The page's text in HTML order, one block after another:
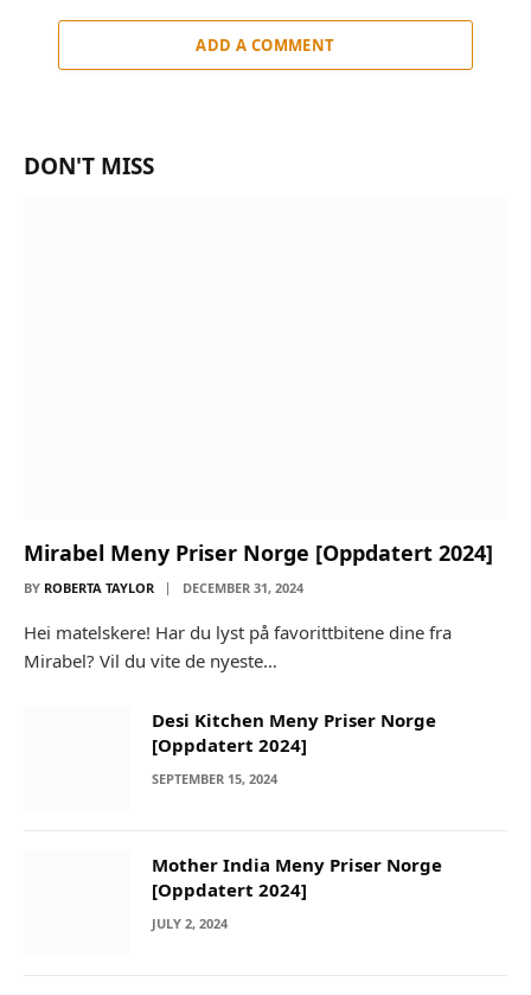
ADD A COMMENT
DON'T MISS
Mirabel Meny Priser Norge [Oppdatert 2024]
BY ROBERTA TAYLOR DECEMBER 31, 2024
Hei matelskere! Har du lyst på favorittbitene dine fra
Mirabel? Vil du vite de nyeste…
Desi Kitchen Meny Priser Norge
[Oppdatert 2024]
SEPTEMBER 15, 2024
Mother India Meny Priser Norge
[Oppdatert 2024]
JULY 2, 2024